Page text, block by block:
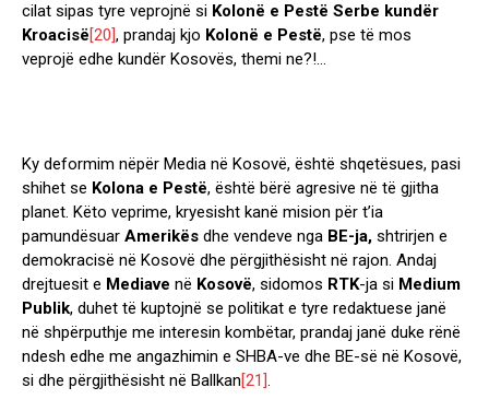
cilat sipas tyre veprojnë si Kolonë e Pestë Serbe kundër
Kroacisë[20], prandaj kjo Kolonë e Pestë, pse të mos
veprojë edhe kundër Kosovës, themi ne?!…
Ky deformim nëpër Media në Kosovë, është shqetësues, pasi
shihet se Kolona e Pestë, është bërë agresive në të gjitha
planet. Këto veprime, kryesisht kanë mision për t’ia
pamundësuar Amerikës dhe vendeve nga BE-ja, shtrirjen e
demokracisë në Kosovë dhe përgjithësisht në rajon. Andaj
drejtuesit e Mediave në Kosovë, sidomos RTK-ja si Medium
Publik, duhet të kuptojnë se politikat e tyre redaktuese janë
në shpërputhje me interesin kombëtar, prandaj janë duke rënë
ndesh edhe me angazhimin e SHBA-ve dhe BE-së në Kosovë,
si dhe përgjithësisht në Ballkan[21].